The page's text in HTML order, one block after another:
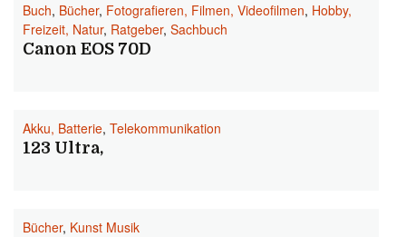
Buch, Bücher, Fotografieren, Filmen, Videofilmen, Hobby,
Freizeit, Natur, Ratgeber, Sachbuch
Canon EOS 70D
Akku, Batterie, Telekommunikation
123 Ultra,
Bücher, Kunst Musik